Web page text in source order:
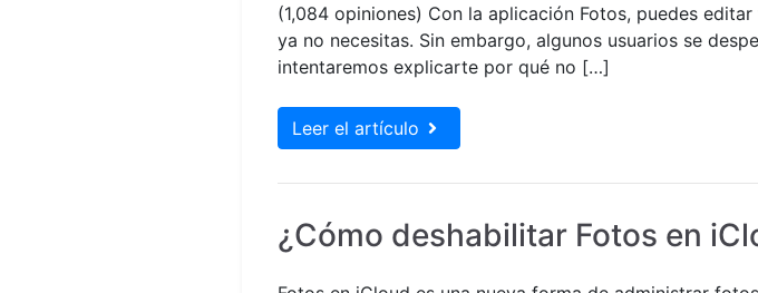
(1,084 opiniones) Con la aplicación Fotos, puedes
ya no necesitas. Sin embargo, algunos usuarios se
intentaremos explicarte por qué no […]
Leer el artículo
¿Cómo deshabilitar Fotos en